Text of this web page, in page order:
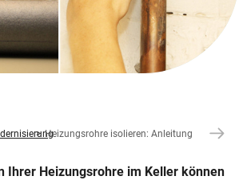
Heizungsrohre isolieren: Anleitung
Ihrer Heizungsrohre im Keller können